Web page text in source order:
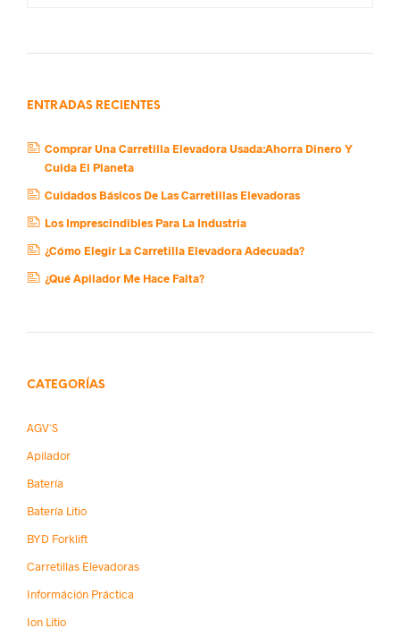
ENTRADAS RECIENTES
Comprar Una Carretilla Elevadora Usada:Ahorra Dinero Y
Cuida El Planeta
Cuidados Básicos De Las Carretillas Elevadoras
Los Imprescindibles Para La Industria
¿Cómo Elegir La Carretilla Elevadora Adecuada?
¿Qué Apilador Me Hace Falta?
CATEGORÍAS
AGV´s
Apilador
Batería
Batería Litio
BYD Forklift
Carretillas Elevadoras
Információn Práctica
Ion Litio